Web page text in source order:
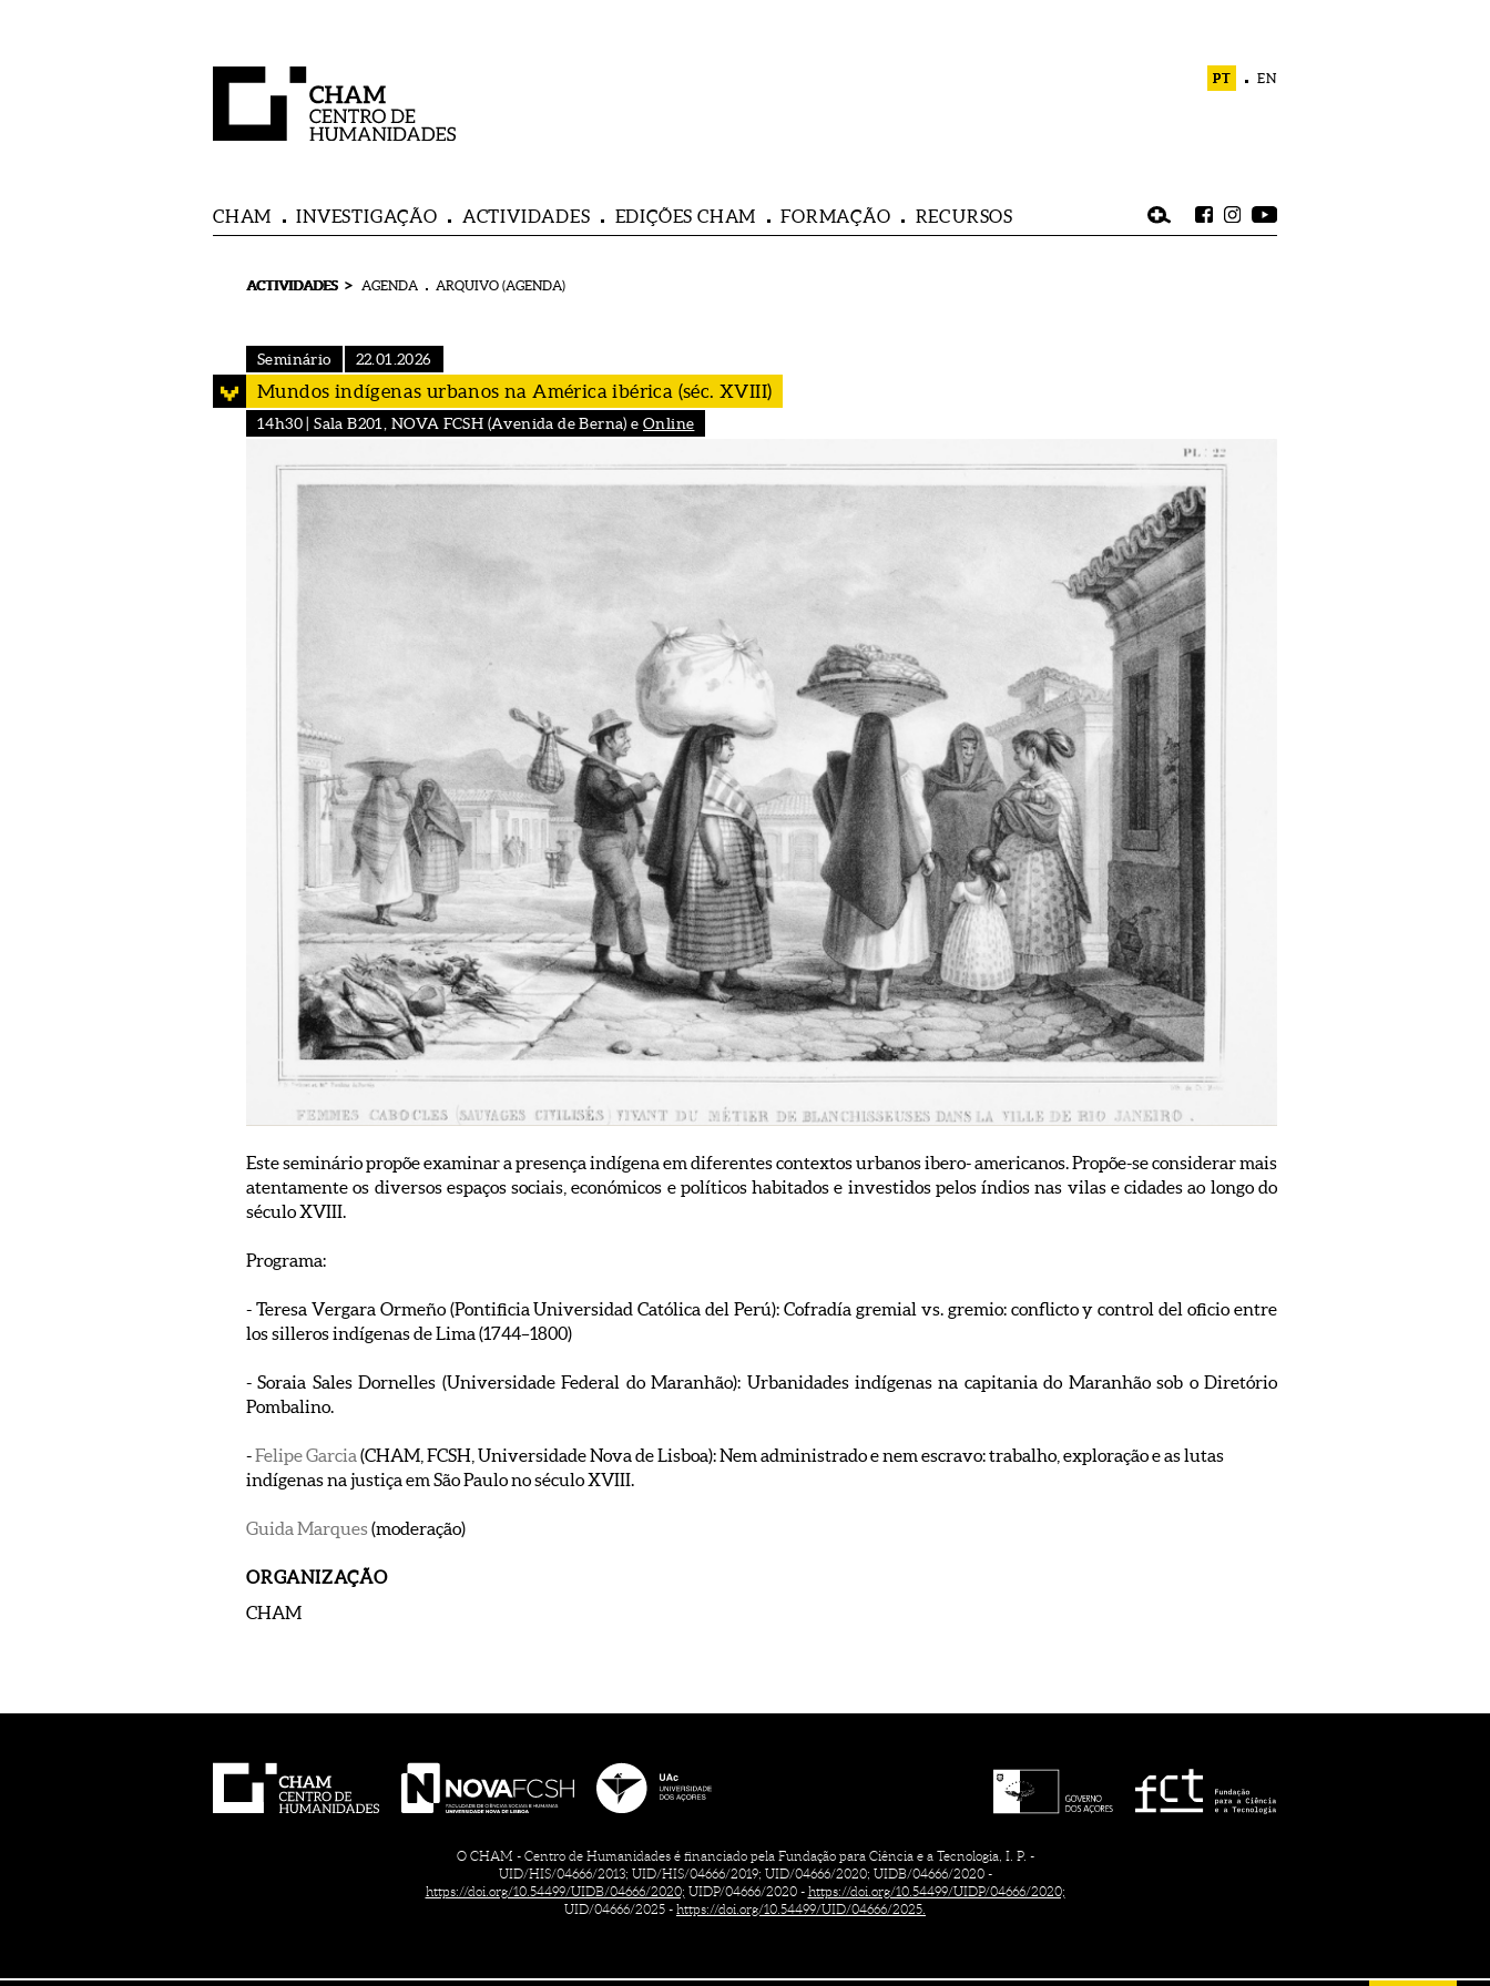
PT EN
CHAM INVESTIGAÇÃO ACTIVIDADES EDIÇÕES CHAM FORMAÇÃO RECURSOS
ACTIVIDADES > AGENDA ARQUIVO (AGENDA)
Seminário 22.01.2026
Mundos indígenas urbanos na América ibérica (séc. XVIII)
14h30 | Sala B201, NOVA FCSH (Avenida de Berna) e Online
Este seminário propõe examinar a presença indígena em diferentes contextos urbanos ibero- americanos. Propõe-se considerar mais
atentamente os diversos espaços sociais, económicos e políticos habitados e investidos pelos índios nas vilas e cidades ao longo do
século XVIII.
Programa:
- Teresa Vergara Ormeño (Pontificia Universidad Católica del Perú): Cofradía gremial vs. gremio: conflicto y control del oficio entre
los silleros indígenas de Lima (1744–1800)
- Soraia Sales Dornelles (Universidade Federal do Maranhão): Urbanidades indígenas na capitania do Maranhão sob o Diretório
Pombalino.
-Felipe Garcia (CHAM, FCSH, Universidade Nova de Lisboa): Nem administrado e nem escravo: trabalho, exploração e as lutas
indígenas na justiça em São Paulo no século XVIII.
Guida Marques(moderação)
ORGANIZAÇÃO
CHAM
O CHAM - Centro de Humanidades é financiado pela Fundação para Ciência e a Tecnologia, I. P. -
UID/HIS/04666/2013; UID/HIS/04666/2019; UID/04666/2020; UIDB/04666/2020 -
https://doi.org/10.54499/UIDB/04666/2020; UIDP/04666/2020 - https://doi.org/10.54499/UIDP/04666/2020;
UID/04666/2025 - https://doi.org/10.54499/UID/04666/2025.